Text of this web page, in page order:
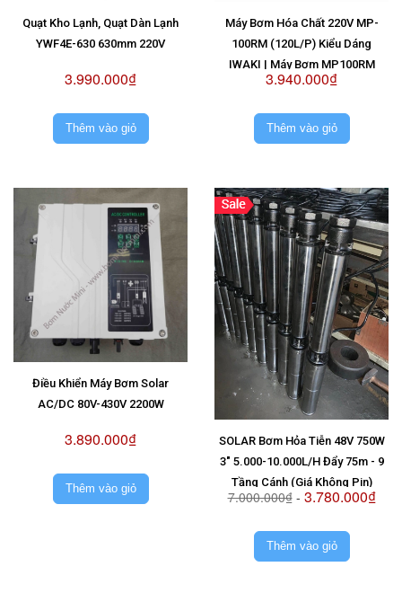
Quạt Kho Lạnh, Quạt Dàn Lạnh
YWF4E-630 630mm 220V
3.990.000₫
Thêm vào giỏ
Máy Bơm Hóa Chất 220V MP-
100RM (120L/P) Kiểu Dáng
IWAKI | Máy Bơm MP100RM
220V
3.940.000₫
Thêm vào giỏ
Điều Khiển Máy Bơm Solar
AC/DC 80V-430V 2200W
3.890.000₫
Thêm vào giỏ
SOLAR Bơm Hỏa Tiễn 48V 750W
3" 5.000-10.000L/H Đẩy 75m - 9
Tầng Cánh (Giá Không Pin)
7.000.000₫- 3.780.000₫
Thêm vào giỏ